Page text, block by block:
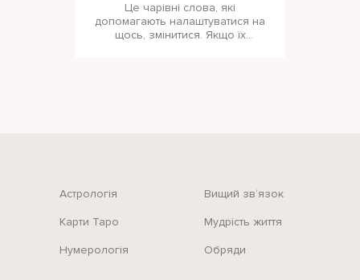
Це чарівні слова, які
допомагають налаштуватися на
щось, змінитися. Якщо їх
Астрологія Вищий зв‘язок
Карти Таро Мудрість життя
Нумерологія Обряди